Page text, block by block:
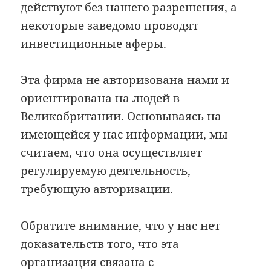
действуют без нашего разрешения, а
некоторые заведомо проводят
инвестиционные аферы.
Эта фирма не авторизована нами и
ориентирована на людей в
Великобритании. Основываясь на
имеющейся у нас информации, мы
считаем, что она осуществляет
регулируемую деятельность,
требующую авторизации.
Обратите внимание, что у нас нет
доказательств того, что эта
организация связана с